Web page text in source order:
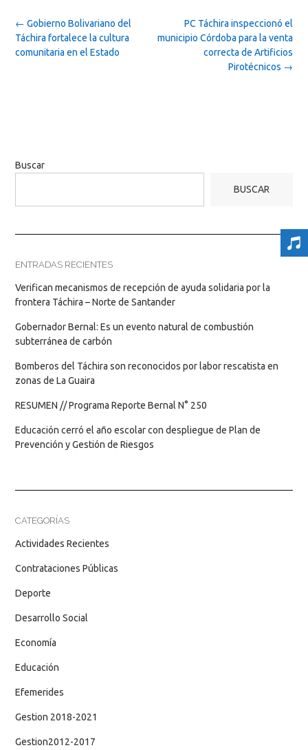
Post
navigation
PC Táchira inspeccionó el
municipio Córdoba para la venta
correcta de Artificios
Pirotécnicos →
← Gobierno Bolivariano del
Táchira fortalece la cultura
comunitaria en el Estado
Buscar
BUSCAR
ENTRADAS RECIENTES
Verifican mecanismos de recepción de ayuda solidaria por la
frontera Táchira – Norte de Santander
Gobernador Bernal: Es un evento natural de combustión
subterránea de carbón
Bomberos del Táchira son reconocidos por labor rescatista en
zonas de La Guaira
RESUMEN // Programa Reporte Bernal N° 250
Educación cerró el año escolar con despliegue de Plan de
Prevención y Gestión de Riesgos
CATEGORÍAS
Actividades Recientes
Contrataciones Públicas
Deporte
Desarrollo Social
Economía
Educación
Efemerides
Gestion 2018-2021
Gestion2012-2017